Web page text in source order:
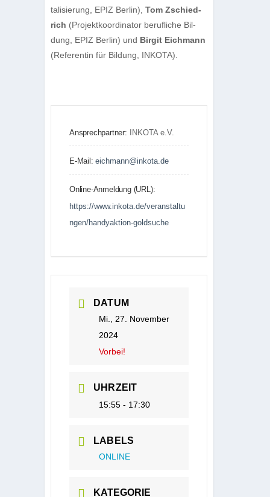
ta­li­sie­rung, EPIZ Ber­lin), Tom Zschied­
rich (Pro­jekt­ko­or­di­na­tor beruf­li­che Bil­
dung, EPIZ Ber­lin) und Bir­git Eich­mann
(Refe­ren­tin für Bil­dung, INKOTA).
Ansprechpartner: INKOTA e.V.
E-Mail:eichmann@inkota.de
Online-Anmeldung (URL):
https://www.inkota.de/veranstaltu
ngen/handyaktion-goldsuche
DATUM
Mi., 27. November
2024
Vorbei!
UHRZEIT
15:55 - 17:30
LABELS
ONLINE
KATEGORIE